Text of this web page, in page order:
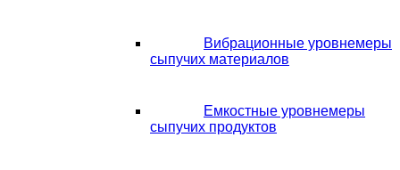
Вибрационные уровнемеры
сыпучих материалов
Емкостные уровнемеры
сыпучих продуктов